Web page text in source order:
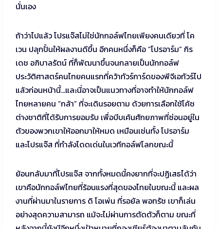
นั่นเอง
ถ้าว่าไปแล้ว โปรแจ๊สไม่ใช่นักกอล์ฟไทยเพียงคนเดียวที่ โค
เวน ปลุกปั้นให้ผลงานดีขึ้น อีกคนหนึ่งก็คือ “โปรอาร์ม” กิร
เดช อภิบาลรัตน์ ที่ก็พัฒนาขึ้นจนกลายเป็นนักกอล์ฟ
ประวัติศาสตร์คนไทยคนแรกที่คว้าทัวร์การ์ดของพีจีเอทัวร์ไป
แล้วก่อนหน้านี้…และนี่อาจเป็นแนวทางที่อาจทำให้นักกอล์ฟ
ไทยหลายคน “กล้า” ที่จะเดินรอยตาม ด้วยการเลือกใช้โค้ช
ต่างชาติที่ได้รับการยอมรับ เพื่อบีบเค้นศักยภาพที่ซ่อนอยู่ใน
ตัวของพวกเขาให้ออกมาให้หมด เหมือนเช่นทั้ง โปรอาร์ม
และโปรแจ๊ส ที่กำลังโดดเด่นในเวทีกอล์ฟโลกขณะนี้
ย้อนกลับมาที่โปรแจ๊ส จากทั้งหมดนี้คงยากที่จะปฏิเสธได้ว่า
เขาคือนักกอล์ฟไทยที่ร้อนแรงที่สุดของไทยในขณะนี้ และผล
งานที่ผ่านมาในรายการ ดิ โอเพ่น ที่รอยัล พอทรัช เขาก็เล่น
อย่างสุดความสามารถ แม้จะไม่ผ่านการตัดตัวก็ตาม ขณะที่